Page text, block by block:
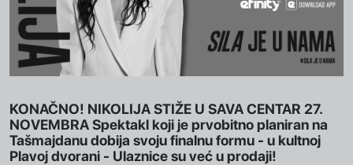
KONAČNO! NIKOLIJA STIŽE U SAVA CENTAR 27.
NOVEMBRA Spektakl koji je prvobitno planiran na
Tašmajdanu dobija svoju finalnu formu - u kultnoj
Plavoj dvorani - Ulaznice su već u prodaji!